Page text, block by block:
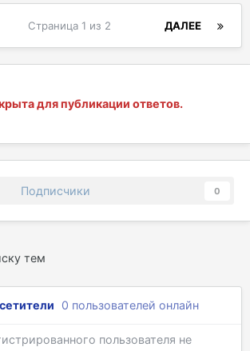
ДАЛЕЕ
Страница 1 из 2
для публикации ответов.
Подписчики 0
тем
0 пользователей онлайн
пользователя не